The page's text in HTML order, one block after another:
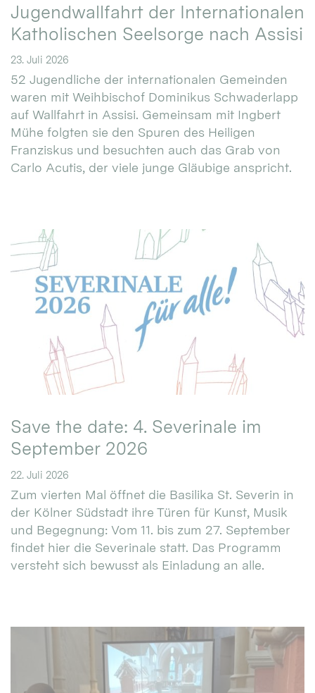
Jugendwallfahrt der Internationalen
Katholischen Seelsorge nach Assisi
23. Juli 2026
52 Jugendliche der internationalen Gemeinden
waren mit Weihbischof Dominikus Schwaderlapp
auf Wallfahrt in Assisi. Gemeinsam mit Ingbert
Mühe folgten sie den Spuren des Heiligen
Franziskus und besuchten auch das Grab von
Carlo Acutis, der viele junge Gläubige anspricht.
Save the date: 4. Severinale im
September 2026
22. Juli 2026
Zum vierten Mal öffnet die Basilika St. Severin in
der Kölner Südstadt ihre Türen für Kunst, Musik
und Begegnung: Vom 11. bis zum 27. September
findet hier die Severinale statt. Das Programm
versteht sich bewusst als Einladung an alle.